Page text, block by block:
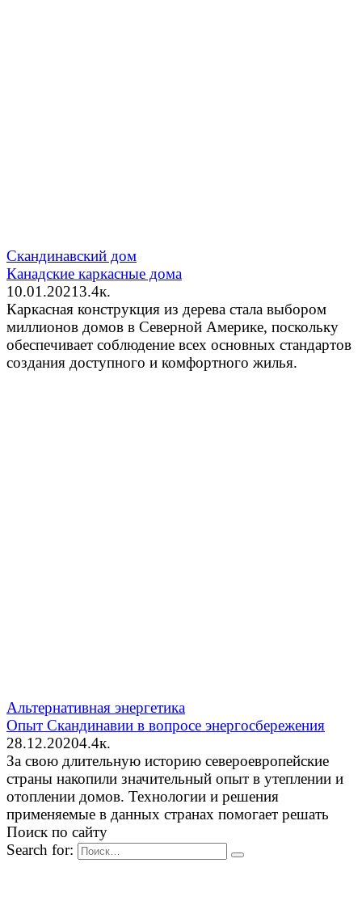
Скандинавский дом
Канадские каркасные дома
10.01.2021 3.4к.
Каркасная конструкция из дерева стала выбором
миллионов домов в Северной Америке, поскольку
обеспечивает соблюдение всех основных стандартов
создания доступного и комфортного жилья.
Альтернативная энергетика
Опыт Скандинавии в вопросе энергосбережения
28.12.20204.4к.
За свою длительную историю североевропейские
страны накопили значительный опыт в утеплении и
отоплении домов. Технологии и решения
применяемые в данных странах помогает решать
Поиск по сайту
Search for: